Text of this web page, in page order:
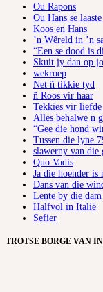
Ou Rapons
Ou Hans se
Koos en Hans
’n Wêreld in ’n
“Een se dood is
Skuit jy dan op
wekroep
Net ñ tikkie tyd
ñ Roos vir haar
Tekkies vir liefde
Alles behalwe n
“Gee die hond
Tussen die lyne
slawerny van die
Quo Vadis
Ja die hoender
Dans van die
Lente by die dam
Halfvol in Italië
Sefier
TROTSE BORGE VAN